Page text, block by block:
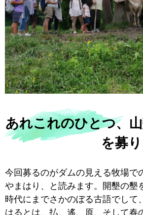
あれこれのひとつ、
を募
今回募るのがダムの見える牧場で
やまはり、と読みます。開墾の墾
時代にまでさかのぼる古語でして
はるとは、払、遙、原、そして春